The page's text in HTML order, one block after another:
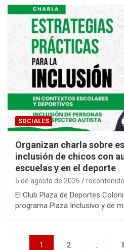
SOCIALES
Organizan charla sobre
inclusión de chicos con
escuelas y en el deporte
5 de agosto de 2026
El Club Plaza de Deportes
programa Plaza Inclusivo y de
Paginación
1 2